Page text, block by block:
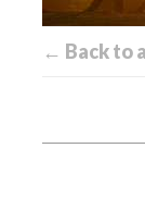
← Back to